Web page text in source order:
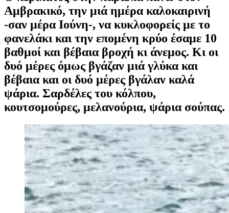
Αμβρακικό, την μιά ημέρα καλοκαιρινή
-σαν μέρα Ιούνη-, να κυκλοφορείς με το
φανελάκι και την επομένη κρύο έσαμε 10
βαθμοί και βέβαια βροχή κι άνεμος. Κι οι
δυό μέρες όμως βγάζαν μιά γλύκα και
βέβαια και οι δυό μέρες βγάλαν καλά
ψάρια. Σαρδέλες του κόλπου,
κουτσομούρες, μελανούρια, ψάρια σούπας.